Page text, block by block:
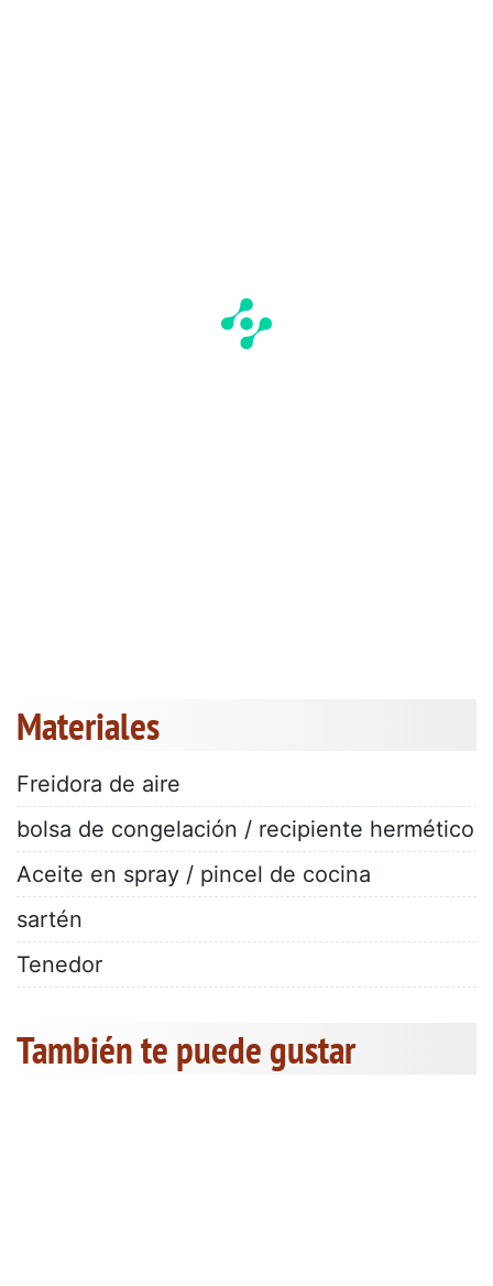
Materiales
Freidora de aire
bolsa de congelación / recipiente hermético
Aceite en spray / pincel de cocina
sartén
Tenedor
También te puede gustar